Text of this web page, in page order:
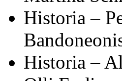
Historia –
Historia –